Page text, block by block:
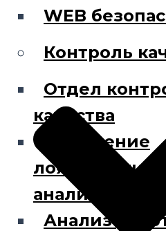
WEB
Контроль
Отдел
качества
Выявление
лояльности
анализ)
Анализ